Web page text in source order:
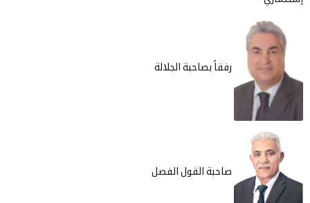
رفقاً بصاحبة الجلالة
صاحبة القول الفصل